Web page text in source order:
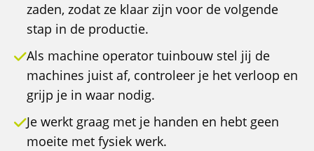
zaden, zodat ze klaar zijn voor de volgende
stap in de productie.
Als machine operator tuinbouw stel jij de
machines juist af, controleer je het verloop en
grijp je in waar nodig.
Je werkt graag met je handen en hebt geen
moeite met fysiek werk.